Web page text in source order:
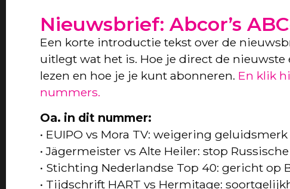
Nieuwsbrief: Abcor’s
Een korte introductie tekst over de
uitlegt wat het is. Hoe je direct de
lezen en hoe je je kunt abonneren. En klik
nummers.
Oa. in dit nummer:
• EUIPO vs Mora TV: weigering geluidsmerk
• Jägermeister vs Alte Heiler: stop
• Stichting Nederlandse Top 40: gericht op
• Tijdschrift HART vs Hermitage: